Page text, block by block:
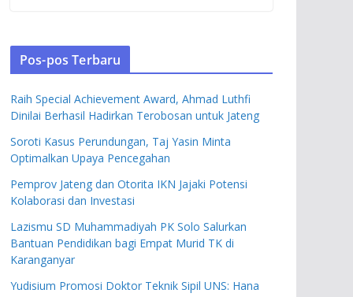
Pos-pos Terbaru
Raih Special Achievement Award, Ahmad Luthfi
Dinilai Berhasil Hadirkan Terobosan untuk Jateng
Soroti Kasus Perundungan, Taj Yasin Minta
Optimalkan Upaya Pencegahan
Pemprov Jateng dan Otorita IKN Jajaki Potensi
Kolaborasi dan Investasi
Lazismu SD Muhammadiyah PK Solo Salurkan
Bantuan Pendidikan bagi Empat Murid TK di
Karanganyar
Yudisium Promosi Doktor Teknik Sipil UNS: Hana